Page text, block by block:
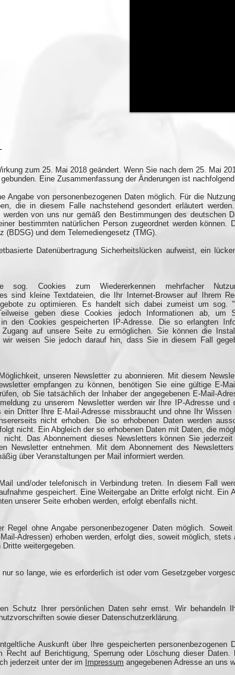
zum 25. Mai 2018 geändert. Wenn Sie nach dem 25. Mai
Eine Zusammenfassung der Änderungen ist
Angabe von personenbezogenen Daten möglich. Für die
die in diesem Falle nachstehend gesondert erläutert
von uns nur gemäß den Bestimmungen des deutschen
bestimmten natürlichen Person zugeordnet werden können.
(BDSG) und dem Telemediengesetz (TMG).
Datenübertragung Sicherheitslücken aufweist, ein
Cookies zum Wiedererkennen mehrfacher
sind kleine Textdateien, die Ihr Internet-Browser auf Ihrem
zu optimieren. Es handelt sich dabei zumeist um sog.
geben diese Cookies jedoch Informationen ab, um
den Cookies gespeicherten IP-Adresse. Die so erlangten
auf unsere Seite zu ermöglichen. Sie können die
wir weisen Sie jedoch darauf hin, dass Sie in diesem Fall
unseren Newsletter zu abonnieren. Mit diesem
empfangen zu können, benötigen Sie eine gültige E-
ob Sie tatsächlich der Inhaber der angegebenen E-Mail-
zu unserem Newsletter werden wir Ihre IP-Adresse
Dritter Ihre E-Mail-Adresse missbraucht und ohne Ihr Wissen
nicht erhoben. Die so erhobenen Daten werden
nicht. Ein Abgleich der so erhobenen Daten mit Daten, die
nicht. Das Abonnement dieses Newsletters können Sie
Newsletter entnehmen. Mit dem Abonnement des
über Veranstaltungen per Mail informiert werden.
und/oder telefonisch in Verbindung treten. In diesem Fall
gespeichert. Eine Weitergabe an Dritte erfolgt nicht. Ein
unserer Seite erhoben werden, erfolgt ebenfalls nicht.
ohne Angabe personenbezogener Daten möglich.
Adressen) erhoben werden, erfolgt dies, soweit möglich,
weitergegeben.
so lange, wie es erforderlich ist oder vom Gesetzgeber
Schutz Ihrer persönlichen Daten sehr ernst. Wir behandeln
sowie dieser Datenschutzerklärung.
Auskunft über Ihre gespeicherten personenbezogenen
Recht auf Berichtigung, Sperrung oder Löschung dieser
jederzeit unter der im
Impressum angegebenen Adresse an uns